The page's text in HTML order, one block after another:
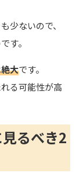
少ないので、
す。
大です。
る可能性が高
るべき2